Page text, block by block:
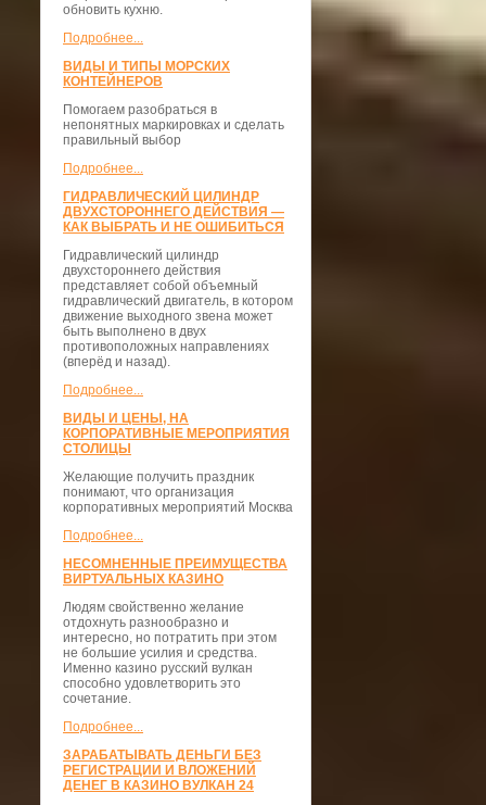
обновить кухню.
Подробнее...
ВИДЫ И ТИПЫ МОРСКИХ
КОНТЕЙНЕРОВ
Помогаем разобраться в
непонятных маркировках и сделать
правильный выбор
Подробнее...
ГИДРАВЛИЧЕСКИЙ ЦИЛИНДР
ДВУХСТОРОННЕГО ДЕЙСТВИЯ —
КАК ВЫБРАТЬ И НЕ ОШИБИТЬСЯ
Гидравлический цилиндр
двухстороннего действия
представляет собой объемный
гидравлический двигатель, в котором
движение выходного звена может
быть выполнено в двух
противоположных направлениях
(вперёд и назад).
Подробнее...
ВИДЫ И ЦЕНЫ, НА
КОРПОРАТИВНЫЕ МЕРОПРИЯТИЯ
СТОЛИЦЫ
Желающие получить праздник
понимают, что организация
корпоративных мероприятий Москва
Подробнее...
НЕСОМНЕННЫЕ ПРЕИМУЩЕСТВА
ВИРТУАЛЬНЫХ КАЗИНО
Людям свойственно желание
отдохнуть разнообразно и
интересно, но потратить при этом
не большие усилия и средства.
Именно казино русский вулкан
способно удовлетворить это
сочетание.
Подробнее...
ЗАРАБАТЫВАТЬ ДЕНЬГИ БЕЗ
РЕГИСТРАЦИИ И ВЛОЖЕНИЙ
ДЕНЕГ В КАЗИНО ВУЛКАН 24